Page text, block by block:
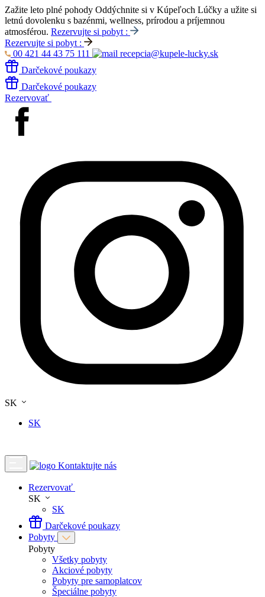
Zažite leto plné pohody Oddýchnite si v Kúpeľoch Lúčky a užite si
letnú dovolenku s bazénmi, wellness, prírodou a príjemnou
atmosférou. Rezervujte si pobyt :
Rezervujte si pobyt :
00 421 44 43 75 111
recepcia@kupele-lucky.sk
Darčekové poukazy
Darčekové poukazy
Rezervovať
SK
SK
Kontaktujte nás
Rezervovať
SK
SK
Darčekové poukazy
Pobyty
Pobyty
Všetky pobyty
Akciové pobyty
Pobyty pre samoplatcov
Špeciálne pobyty